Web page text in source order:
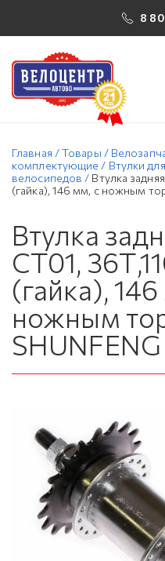
8
Главная /Товары /
комплектующие / Втулки
велосипедов / Втулка
(гайка), 146 мм, с ножным
Втулка
CT01,
(гайка),
ножным
SHUNFENG